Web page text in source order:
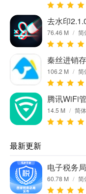
去水印
76.46 M / 简
秦丝进销
106.2 M / 简
腾讯WiFi
14.5 M / 简
最新更新
电子税务
60.78 M / 简